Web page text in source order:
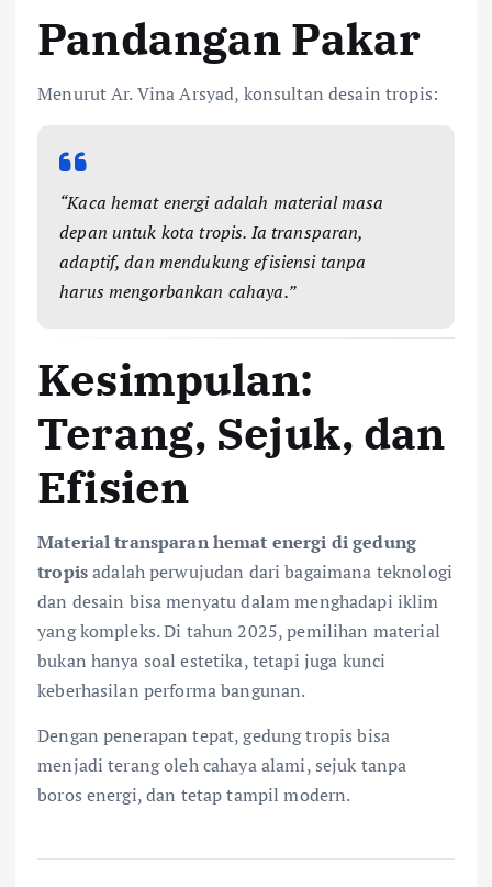
Pandangan Pakar
Menurut Ar. Vina Arsyad, konsultan desain tropis:
“Kaca hemat energi adalah material masa
depan untuk kota tropis. Ia transparan,
adaptif, dan mendukung efisiensi tanpa
harus mengorbankan cahaya.”
Kesimpulan:
Terang, Sejuk, dan
Efisien
Material transparan hemat energi di gedung
tropisadalah perwujudan dari bagaimana teknologi
dan desain bisa menyatu dalam menghadapi iklim
yang kompleks. Di tahun 2025, pemilihan material
bukan hanya soal estetika, tetapi juga kunci
keberhasilan performa bangunan.
Dengan penerapan tepat, gedung tropis bisa
menjadi terang oleh cahaya alami, sejuk tanpa
boros energi, dan tetap tampil modern.